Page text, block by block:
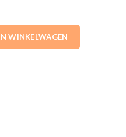
40/0,5-8 DN40 PN6/10 230v
WINKELWAGEN